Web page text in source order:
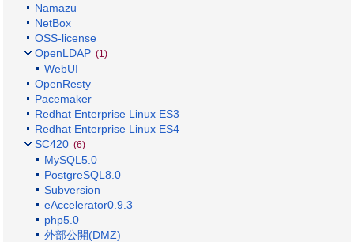
Namazu
NetBox
OSS-license
OpenLDAP (1)
WebUI
OpenResty
Pacemaker
Redhat Enterprise Linux ES3
Redhat Enterprise Linux ES4
SC420 (6)
MySQL5.0
PostgreSQL8.0
Subversion
eAccelerator0.9.3
php5.0
外部公開(DMZ)